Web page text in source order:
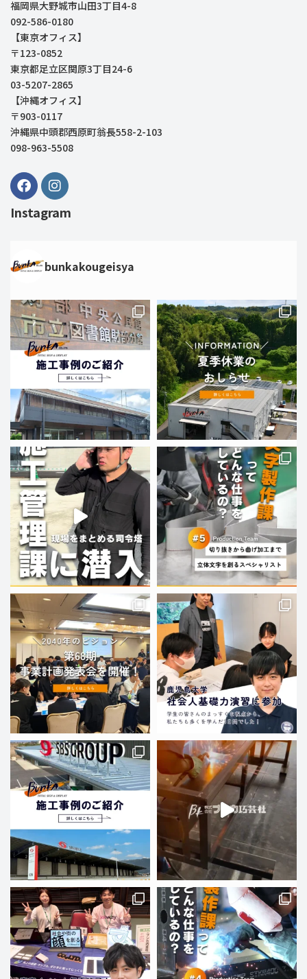
福岡県大野城市山田3丁目4-8
092-586-0180
【東京オフィス】
〒123-0852
東京都足立区関原3丁目24-6
03-5207-2865
【沖縄オフィス】
〒903-0117
沖縄県中頭郡西原町翁長558-2-103
098-963-5508
Instagram
bunkakougeisya